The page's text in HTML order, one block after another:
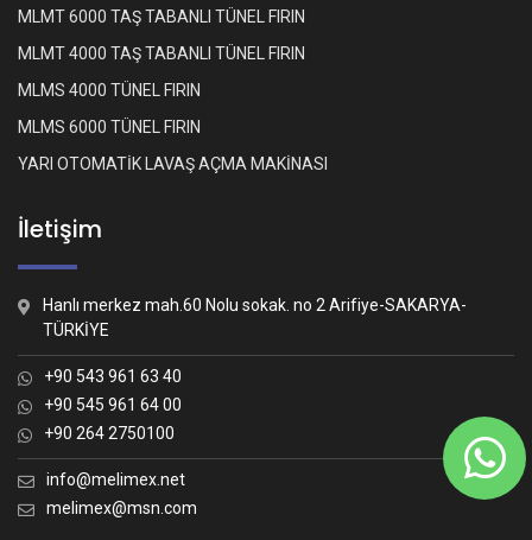
MLMT 6000 TAŞ TABANLI TÜNEL FIRIN
MLMT 4000 TAŞ TABANLI TÜNEL FIRIN
MLMS 4000 TÜNEL FIRIN
MLMS 6000 TÜNEL FIRIN
YARI OTOMATİK LAVAŞ AÇMA MAKİNASI
İletişim
Hanlı merkez mah.60 Nolu sokak. no 2 Arifiye-SAKARYA-
TÜRKİYE
+90 543 961 63 40
+90 545 961 64 00
+90 264 2750100
info@melimex.net
melimex@msn.com
Nasıl yardımcı olabiliriz?